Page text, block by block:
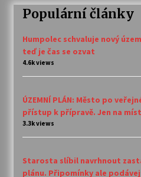
Populární články
Humpolec schvaluje nový
teď je čas se ozvat
4.6k views
ÚZEMNÍ PLÁN: Město po
přístup k přípravě. Jen na
3.3k views
Starosta slíbil navrhnout
plánu. Připomínky ale